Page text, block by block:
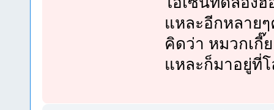
แหละอีกหลาย
คิดว่า หมวกเกี๊
แหละก็มาอยู่ที่